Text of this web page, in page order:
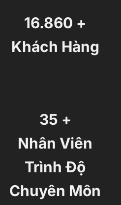
16.860 +
Khách Hàng
35 +
Nhân Viên
Trình Độ
Chuyên Môn